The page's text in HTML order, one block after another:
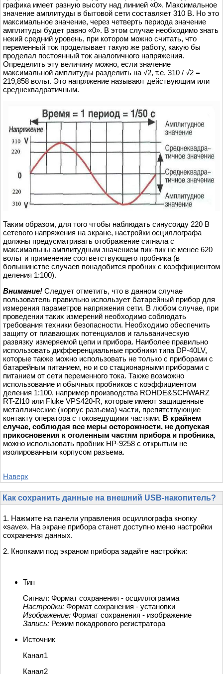
графика имеет разную высоту над линией «0». Максимальное
значение амплитуды в бытовой сети составляет 310 В. Но это
максимальное значение, через четверть периода значение
амплитуды будет равно «0». В этом случае необходимо знать
некий средний уровень, при котором можно считать, что
переменный ток проделывает такую же работу, какую бы
проделал постоянный ток аналогичного напряжения.
Определить эту величину можно, если значение
максимальной амплитуды разделить на √2, т.е. 310 / √2 =
219,858 вольт. Это напряжение называют действующим или
среднеквадратичным.
Таким образом, для того чтобы наблюдать синусоиду 220 В
сетевого напряжения на экране, настройки осциллографа
должны предусматривать отображение сигнала с
максимальны амплитудным значением пик-пик не менее 620
вольт и применение соответствующего пробника (в
большинстве случаев понадобится пробник с коэффициентом
деления 1:100).
Внимание! Следует отметить, что в данном случае
пользователь правильно использует батарейный прибор для
измерения параметров напряжения сети. В любом случае, при
проведении таких измерений необходимо соблюдать
требования техники безопасности. Необходимо обеспечить
защиту от плавающих потенциалов и гальваническую
развязку измеряемой цепи и прибора. Наиболее правильно
использовать дифференциальные пробники типа DP-40LV,
которые также можно использовать не только с приборами с
батарейным питанием, но и со стационарными приборами с
питанием от сети переменного тока. Также возможно
использование и обычных пробников с коэффициентом
деления 1:100, например производства ROHDE&SCHWARZ
RT-ZI10 или Fluke VPS420-R, которые имеют защищенные
металлические (корпус разъема) части, препятствующие
контакту оператора с токоведущими частями. В крайнем
случае, соблюдая все меры осторожности, не допуская
прикосновения к оголенным частям прибора и пробника,
можно использовать пробник HP-9258 с открытым не
изолированным корпусом разъема.
Наверх
Как сохранить данные на внешний USB-накопитель?
1. Нажмите на панели управления осциллографа кнопку
«save». На экране прибора станет доступно меню настройки
сохранения данных.
2. Кнопками под экраном прибора задайте настройки:
Тип
Сигнал: Формат сохранения - осциллограмма
Настройки: Формат сохранения - установки
Изображение: Формат сохранения - изображение
Запись: Режим покадрового регистратора
Источник
Канал1
Канал2